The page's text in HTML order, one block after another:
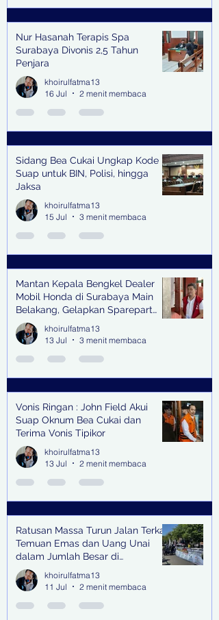
Nur Hasanah Terapis Spa
Surabaya Divonis 2,5 Tahun
Penjara
khoirulfatma13
16 Jul
2 menit membaca
Sidang Bea Cukai Ungkap Kode
Suap untuk BIN, Polisi, hingga
Jaksa
khoirulfatma13
15 Jul
3 menit membaca
Mantan Kepala Bengkel Dealer
Mobil Honda di Surabaya Main
Belakang, Gelapkan Sparepart
Senilai Rp 1,9 Miliar
khoirulfatma13
13 Jul
3 menit membaca
Vonis Ringan : John Field Akui
Suap Oknum Bea Cukai dan
Terima Vonis Tipikor
khoirulfatma13
13 Jul
2 menit membaca
Ratusan Massa Turun Jalan Terkait
Temuan Emas dan Uang Unai
dalam Jumlah Besar di
Lingkungan Jampidsus Kejaksaan
Agung RI di Jakarta
khoirulfatma13
11 Jul
2 menit membaca